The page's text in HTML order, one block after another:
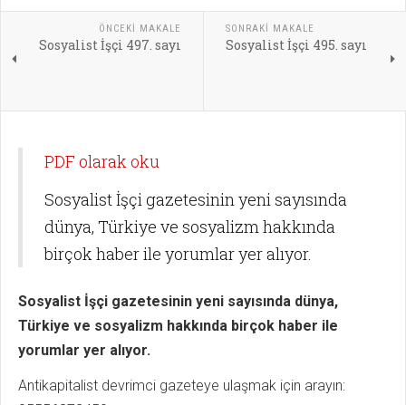
ÖNCEKI MAKALE
Sosyalist İşçi 497. sayı
SONRAKI MAKALE
Sosyalist İşçi 495. sayı
PDF olarak oku
Sosyalist İşçi gazetesinin yeni sayısında
dünya, Türkiye ve sosyalizm hakkında
birçok haber ile yorumlar yer alıyor.
Sosyalist İşçi gazetesinin yeni sayısında dünya,
Türkiye ve sosyalizm hakkında birçok haber ile
yorumlar yer alıyor.
Antikapitalist devrimci gazeteye ulaşmak için arayın: